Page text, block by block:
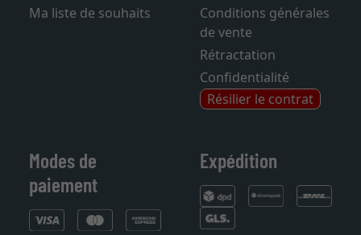
Ma liste de souhaits
Conditions générales
de vente
Rétractation
Confidentialité
Résilier le contrat
Modes de
paiement
Expédition